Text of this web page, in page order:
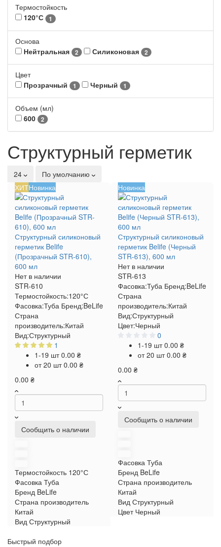
Термостойкость
120°С
1
Основа
Нейтральная
2 Силиконовая 2
Цвет
Прозрачный
1 Черный 1
Объем (мл)
600
2
Структурный герметик
24
По умолчанию
ХИТНовинка
Структурный силиконовый
герметик Belife
(Прозрачный STR-610),
600 мл
Нет в наличии
STR-610
Термостойкость:120°С
Фасовка:Туба Бренд:BeLife
Страна
производитель:Китай
Вид:Структурный
1
1-19 шт0.00 ₴
от 20 шт0.00 ₴
0.00 ₴
Сообщить о наличии
Термостойкость 120°С
Фасовка Туба
Бренд BeLife
Страна производитель
Китай
Вид Структурный
Новинка
Структурный силиконовый
герметик Belife (Черный
STR-613), 600 мл
Нет в наличии
STR-613
Фасовка:Туба Бренд:BeLife
Страна
производитель:Китай
Вид:Структурный
Цвет:Черный
0
1-19 шт0.00 ₴
от 20 шт0.00 ₴
0.00 ₴
Сообщить о наличии
Фасовка Туба
Бренд BeLife
Страна производитель
Китай
Вид Структурный
Цвет Черный
Быстрый подбор